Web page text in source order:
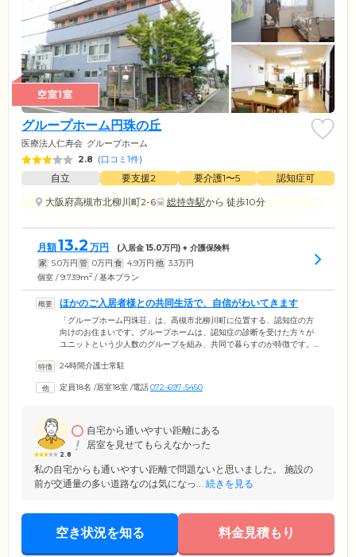
空室1室
グループホーム円珠の丘
医療法人仁寿会 グループホーム
2.8 (口コミ1件)
自立 要支援2 要介護1〜5
認知症可
大阪府高槻市北柳川町2-6
総持寺駅から 徒歩10分
月額13.2 万円 (入居金15.0万円) + 介護保険料
家 5.0万円 管 0万円 食 4.9万円 他 3.3万円
個室 / 9.739m2 / 基本プラン
ほかのご入居者様との共同生活で、自信がわいてきます
「グループホーム円珠荘」は、高槻市北柳川町に位置する、認知症の方
向けのお住まいです。グループホームは、認知症の診断を受けた方々が
ユニットという少人数のグループを組み、共同で暮らすのが特徴です。
体に無理のない範囲で、お一人おひとりの役割を果たしていただきま
つ」ことを実感。それがご入居者様の自信につながり、毎日をより明る
24時間介護士常駐
定員18名 /居室18室 /電話072-697-5450
2.8
自宅から通いやすい距離にある
居室を見せてもらえなかった
私の自宅からも通いやすい距離で問題ないと思いました。 施設の
前が交通量の多い道路なのは気になっ... 続きを見る
空き状況を知る 料金見積もり